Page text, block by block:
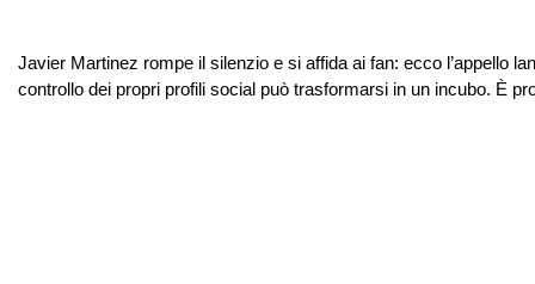
Javier Martinez rompe il silenzio e si affida ai fan: ecco l’appello
controllo dei propri profili social può trasformarsi in un incubo. È